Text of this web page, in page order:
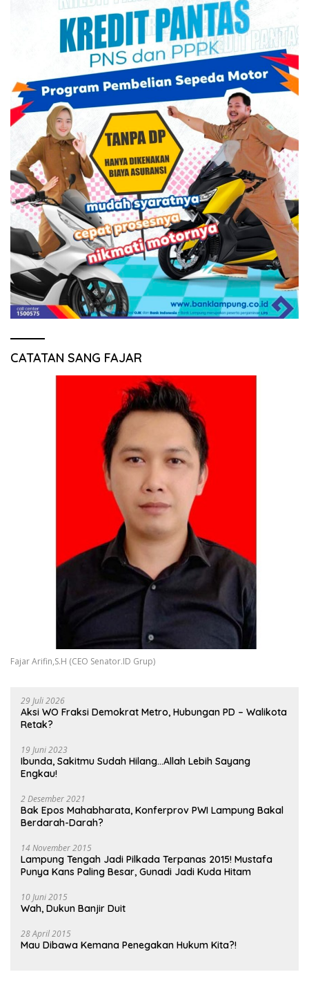
CATATAN SANG FAJAR
Fajar Arifin,S.H (CEO Senator.ID Grup)
29 Juli 2026
Aksi WO Fraksi Demokrat Metro, Hubungan PD – Walikota
Retak?
19 Juni 2023
Ibunda, Sakitmu Sudah Hilang…Allah Lebih Sayang
Engkau!
2 Desember 2021
Bak Epos Mahabharata, Konferprov PWI Lampung Bakal
Berdarah-Darah?
14 November 2015
Lampung Tengah Jadi Pilkada Terpanas 2015! Mustafa
Punya Kans Paling Besar, Gunadi Jadi Kuda Hitam
10 Juni 2015
Wah, Dukun Banjir Duit
28 April 2015
Mau Dibawa Kemana Penegakan Hukum Kita?!